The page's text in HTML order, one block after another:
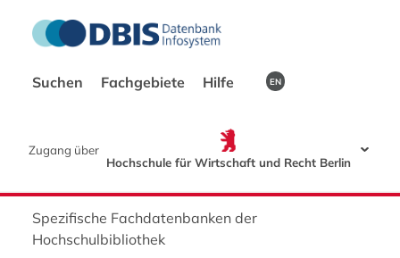
Suchen Fachgebiete Hilfe EN
Zugang über
Hochschule für Wirtschaft und Recht Berlin
Spezifische Fachdatenbanken der
Hochschulbibliothek